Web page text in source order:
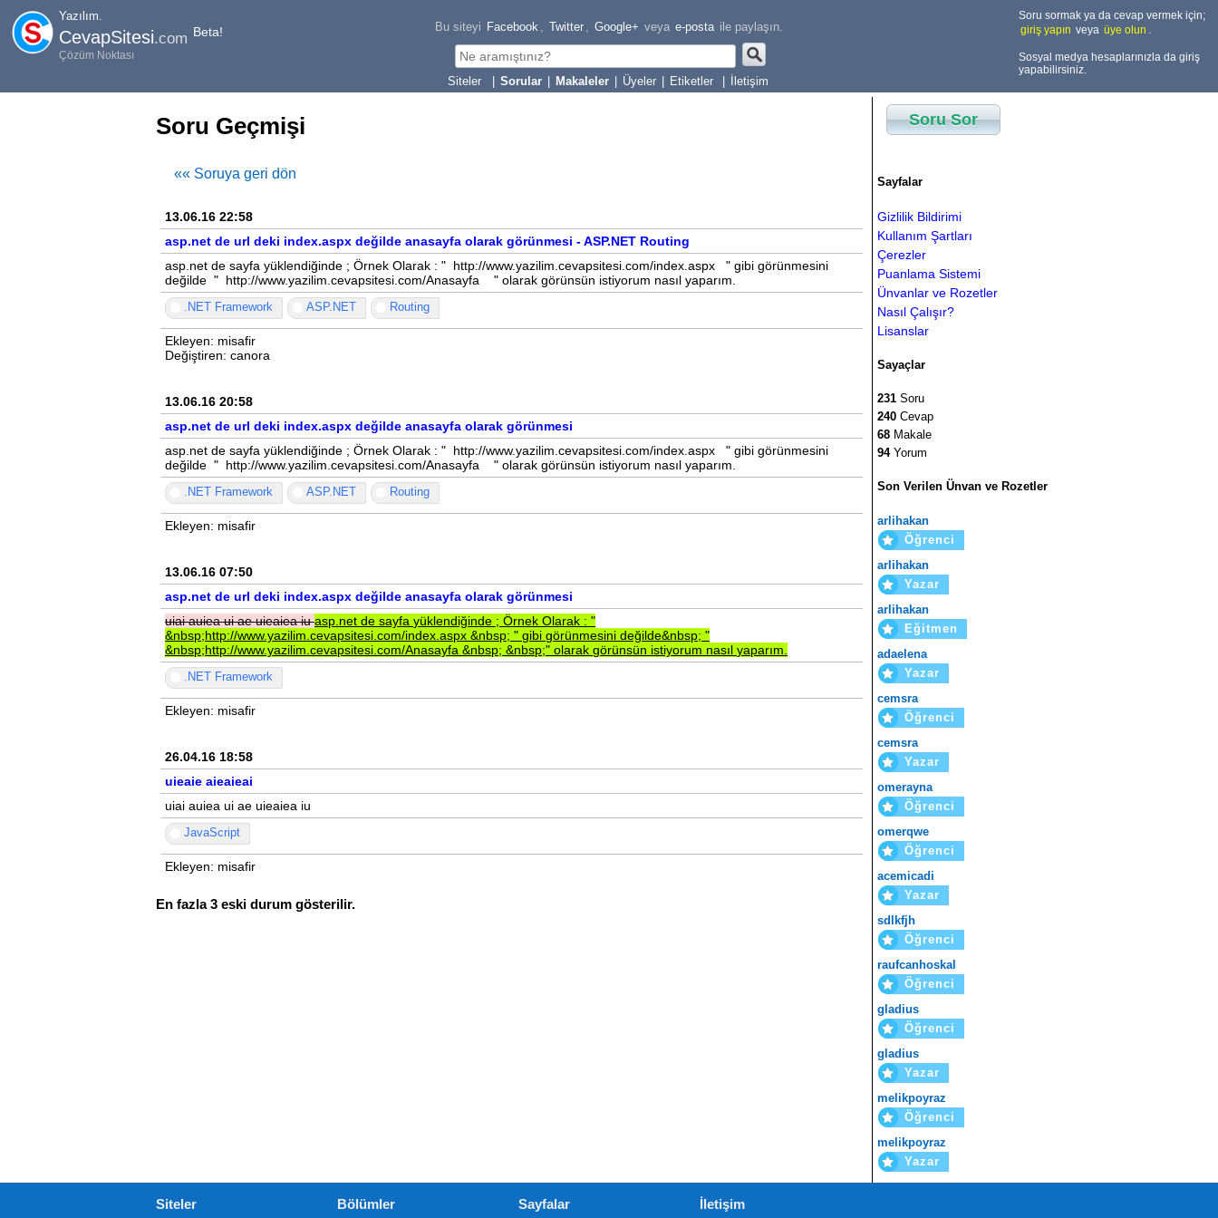
Yazılım.
CevapSitesi.com Beta!
Çözüm Noktası
Bu siteyi Facebook , Twitter , Google+ veya e-posta ile paylaşın.
Sorular Makaleler Üyeler Etiketler İletişim
Soru sormak ya da cevap vermek için;
giriş yapın veya üye olun .
Sosyal medya hesaplarınızla da giriş
yapabilirsiniz.
Soru Geçmişi
«« Soruya geri dön
13.06.16 22:58
asp.net de url deki index.aspx değilde anasayfa olarak görünmesi - ASP.NET Routing
asp.net de sayfa yüklendiğinde ; Örnek Olarak : " http://www.yazilim.cevapsitesi.com/index.aspx " gibi görünmesini
değilde " http://www.yazilim.cevapsitesi.com/Anasayfa " olarak görünsün istiyorum nasıl yaparım.
.NET Framework ASP.NET Routing
Ekleyen: misafir
Değiştiren: canora
13.06.16 20:58
asp.net de url deki index.aspx değilde anasayfa olarak görünmesi
asp.net de sayfa yüklendiğinde ; Örnek Olarak : " http://www.yazilim.cevapsitesi.com/index.aspx " gibi görünmesini
değilde " http://www.yazilim.cevapsitesi.com/Anasayfa " olarak görünsün istiyorum nasıl yaparım.
.NET Framework ASP.NET Routing
Ekleyen: misafir
13.06.16 07:50
asp.net de url deki index.aspx değilde anasayfa olarak görünmesi
uiaiauieauiaeuieaieaiuasp.net de sayfa yüklendiğinde ; Örnek Olarak : "
&nbsp;http://www.yazilim.cevapsitesi.com/index.aspx &nbsp; " gibi görünmesini değilde&nbsp; "
&nbsp;http://www.yazilim.cevapsitesi.com/Anasayfa &nbsp; &nbsp;" olarak görünsün istiyorum nasıl yaparım.
.NET Framework
Ekleyen: misafir
26.04.16 18:58
uieaie aieaieai
uiai auiea ui ae uieaiea iu
JavaScript
Ekleyen: misafir
En fazla 3 eski durum gösterilir.
Soru Sor
Sayfalar
Gizlilik Bildirimi
Kullanım Şartları
Çerezler
Puanlama Sistemi
Ünvanlar ve Rozetler
Nasıl Çalışır?
Lisanslar
Sayaçlar
231 Soru
240 Cevap
68 Makale
94Yorum
Son Verilen Ünvan ve Rozetler
arlihakan
Öğrenci
arlihakan
Yazar
arlihakan
Eğitmen
adaelena
Yazar
cemsra
Öğrenci
cemsra
Yazar
omerayna
Öğrenci
omerqwe
Öğrenci
acemicadi
Yazar
sdlkfjh
Öğrenci
raufcanhoskal
Öğrenci
gladius
Öğrenci
gladius
Yazar
melikpoyraz
Öğrenci
melikpoyraz
Yazar
Siteler Bölümler Sayfalar İletişim